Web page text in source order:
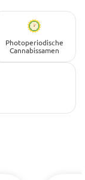
Photoperiodische
Cannabissamen